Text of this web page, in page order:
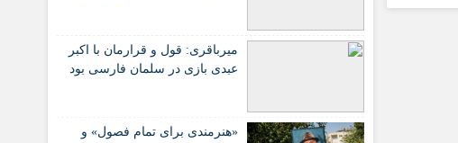
میرباقری: قول و قرارمان با اکبر
عبدی بازی در سلمان فارسی بود
«هنرمندی برای تمام فصول» و